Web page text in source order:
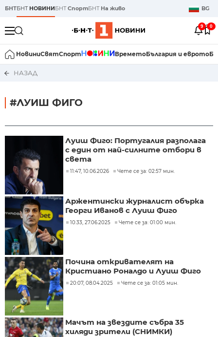
БНТБНТ НОВИНИБНТСпортБНТ На живо BG
9 0
НовиниСвятСпорт ВреметоБългария и еврото
НАЗАД
#ЛУИШ ФИГО
Луиш Фиго: Португалия разполага
с един от най-силните отбори в
света
11:47, 10.06.2026 Чете се за: 02:57 мин.
Аржентински журналист обърка
Георги Иванов с Луиш Фиго
10:33, 27.06.2025 Чете се за: 01:00 мин.
Почина откривателят на
Кристиано Роналдо и Луиш Фиго
20:07, 08.04.2025 Чете се за: 01:05 мин.
Мачът на звездите събра 35
хиляди зрители (СНИМКИ)